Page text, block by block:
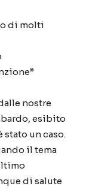
di molti
nostre
esibito
stato un caso.
il tema
di salute